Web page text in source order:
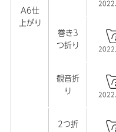
A6仕
上がり
巻き3
つ折り
観音折
り
2つ折